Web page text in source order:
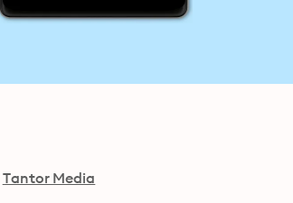
Tantor Media